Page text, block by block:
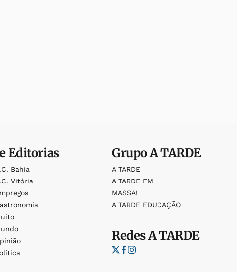
Editorias
Bahia
Vitória
GrupoA TARDE
A TARDE
A TARDE FM
MASSA!
A TARDE EDUCAÇÃO
RedesA TARDE